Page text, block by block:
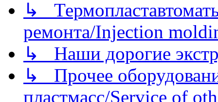
↳
ремонта/Injection
↳ Наши дорогие
↳ Прочее
пластмасс/Service of